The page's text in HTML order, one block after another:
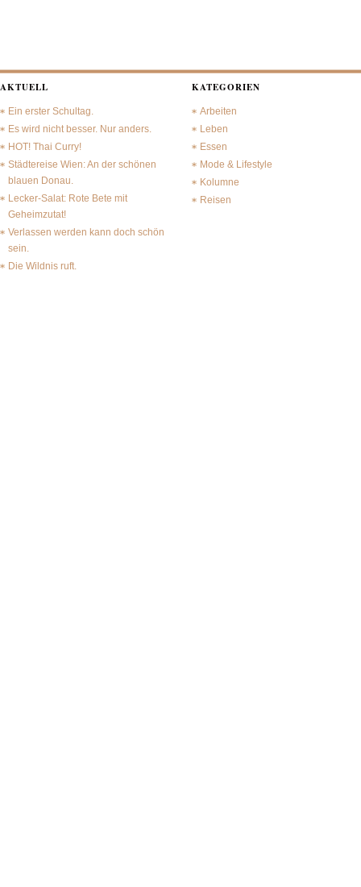
AKTUELL
Ein erster Schultag.
Es wird nicht besser. Nur anders.
HOT! Thai Curry!
Städtereise Wien: An der schönen
blauen Donau.
Lecker-Salat: Rote Bete mit
Geheimzutat!
Verlassen werden kann doch schön
sein.
Die Wildnis ruft.
KATEGORIEN
Arbeiten
Leben
Essen
Mode & Lifestyle
Kolumne
Reisen